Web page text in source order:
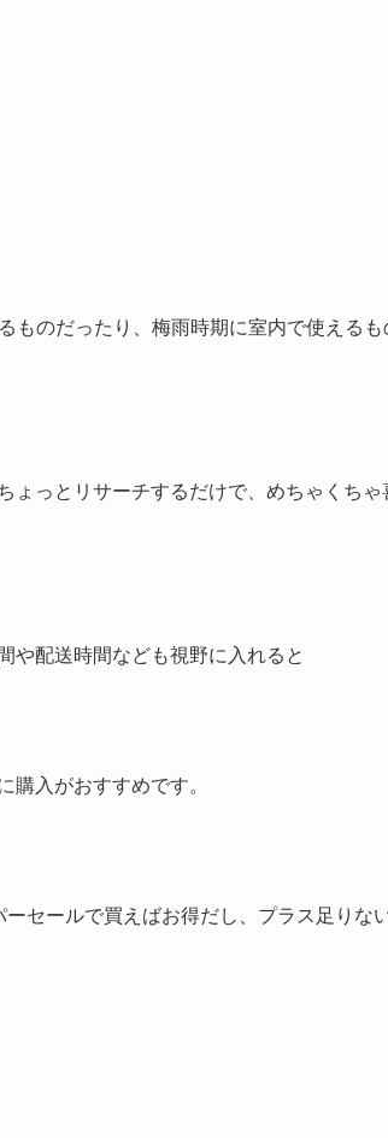
ものだったり、梅雨時期に室内で使える
ょっとリサーチするだけで、めちゃくちゃ
や配送時間なども視野に入れると
購入がおすすめです。
セールで買えばお得だし、プラス足りな